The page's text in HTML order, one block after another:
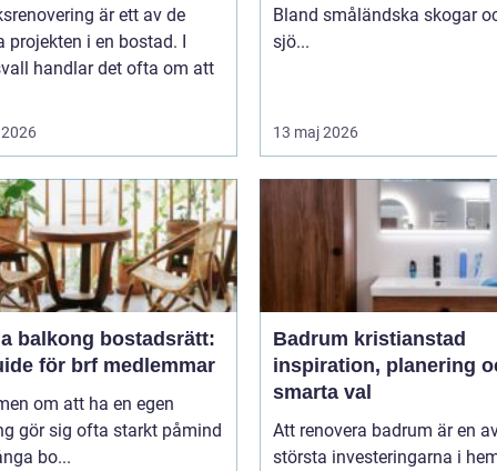
är ett av de
projekten i en bostad. I
handlar det ofta om att
Bland småländska skogar
sjö...
13 maj 2026
balkong bostadsrätt:
för brf medlemmar
om att ha en egen
gör sig ofta starkt påmind
bo...
Badrum kristianstad
inspiration, planering
smarta val
Att renovera badrum är en
största investeringarna i